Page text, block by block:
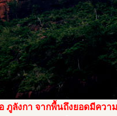
ภูลังกา จากพื้นถึงยอดมีควา